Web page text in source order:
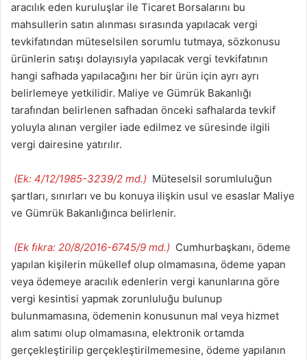
aracılık eden kuruluşlar ile Ticaret Borsalarını bu
mahsullerin satın alınması sırasında yapılacak vergi
tevkifatından müteselsilen sorumlu tutmaya, sözkonusu
ürünlerin satışı dolayısıyla yapılacak vergi tevkifatının
hangi safhada yapılacağını her bir ürün için ayrı ayrı
belirlemeye yetkilidir. Maliye ve Gümrük Bakanlığı
tarafından belirlenen safhadan önceki safhalarda tevkif
yoluyla alınan vergiler iade edilmez ve süresinde ilgili
vergi dairesine yatırılır.
(Ek: 4/12/1985-3239/2 md.) Müteselsil sorumluluğun
şartları, sınırları ve bu konuya ilişkin usul ve esaslar Maliye
ve Gümrük Bakanlığınca belirlenir.
(Ek fıkra: 20/8/2016-6745/9 md.) Cumhurbaşkanı, ödeme
yapılan kişilerin mükellef olup olmamasına, ödeme yapan
veya ödemeye aracılık edenlerin vergi kanunlarına göre
vergi kesintisi yapmak zorunluluğu bulunup
bulunmamasına, ödemenin konusunun mal veya hizmet
alım satımı olup olmamasına, elektronik ortamda
gerçekleştirilip gerçekleştirilmemesine, ödeme yapılanın